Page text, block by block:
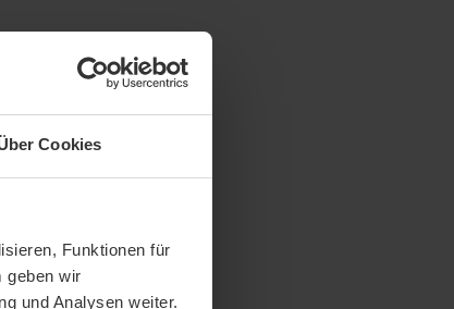
Cookies
Funktionen für
geben wir
und Analysen weiter.